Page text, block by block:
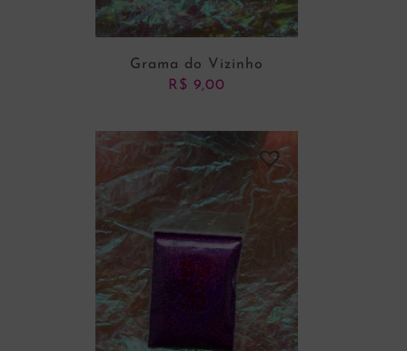
ADICIONAR AO CARRINHO
Grama do Vizinho
R$ 9,00